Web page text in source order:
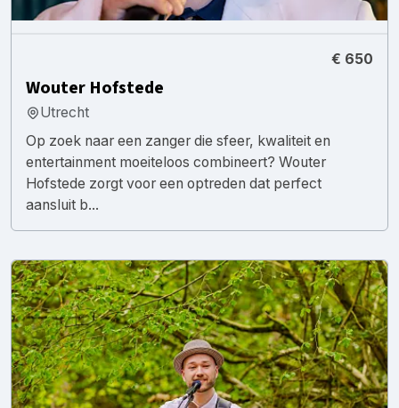
€ 650
Wouter Hofstede
Utrecht
Op zoek naar een zanger die sfeer, kwaliteit en
entertainment moeiteloos combineert? Wouter
Hofstede zorgt voor een optreden dat perfect
aansluit b...